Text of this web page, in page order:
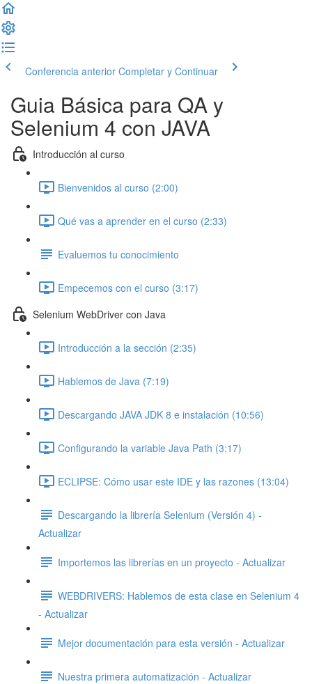
Conferencia anterior Completar y Continuar
Guia Básica para QA y
Selenium 4 con JAVA
Introducción al curso
Bienvenidos al curso (2:00)
Qué vas a aprender en el curso (2:33)
Evaluemos tu conocimiento
Empecemos con el curso (3:17)
Selenium WebDriver con Java
Introducción a la sección (2:35)
Hablemos de Java (7:19)
Descargando JAVA JDK 8 e instalación (10:56)
Configurando la variable Java Path (3:17)
ECLIPSE: Cómo usar este IDE y las razones (13:04)
Descargando la librería Selenium (Versión 4) -
Actualizar
Importemos las librerías en un proyecto - Actualizar
WEBDRIVERS: Hablemos de esta clase en Selenium 4
- Actualizar
Mejor documentación para esta versión - Actualizar
Nuestra primera automatización - Actualizar